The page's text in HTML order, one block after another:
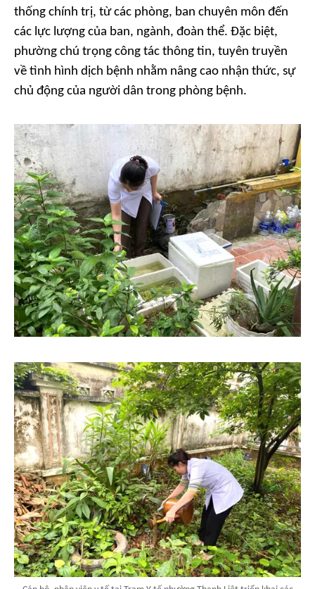
thống chính trị, từ các phòng, ban chuyên môn đến
các lực lượng của ban, ngành, đoàn thể. Đặc biệt,
phường chú trọng công tác thông tin, tuyên truyền
về tình hình dịch bệnh nhằm nâng cao nhận thức, sự
chủ động của người dân trong phòng bệnh.